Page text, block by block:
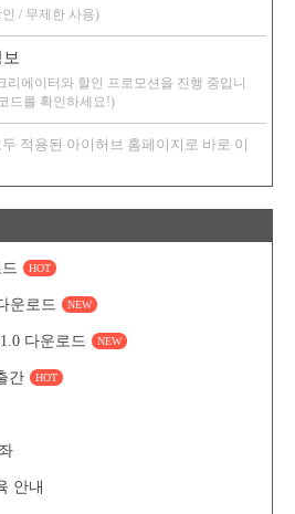
/ 무제한 사용)
에이터와 할인 프로모션을 진행 중입니
드를 확인하세요!)
적용된 아이허브 홈페이지로 바로 이
HOT
운로드 NEW
다운로드 NEW
간 HOT
안내